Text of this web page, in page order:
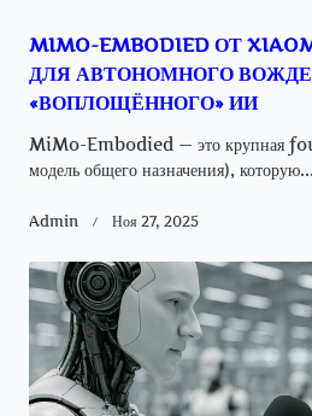
MIMO-EMBODIED ОТ
ДЛЯ АВТОНОМНОГО
«ВОПЛОЩЁННОГО» ИИ
MiMo-Embodied — это крупная
модель общего назначения), которую...
Admin Ноя 27, 2025